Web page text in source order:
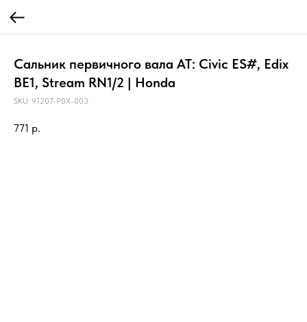
Сальник первичного вала AT: Civic ES#, Edix
BE1, Stream RN1/2 | Honda
SKU: 91207-P0X-003
771 р.